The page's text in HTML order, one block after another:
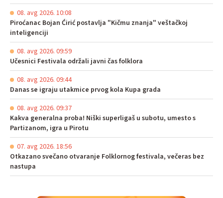
08. avg 2026. 10:08
Piroćanac Bojan Ćirić postavlja "Kičmu znanja" veštačkoj
inteligenciji
08. avg 2026. 09:59
Učesnici Festivala održali javni čas folklora
08. avg 2026. 09:44
Danas se igraju utakmice prvog kola Kupa grada
08. avg 2026. 09:37
Kakva generalna proba! Niški superligaš u subotu, umesto s
Partizanom, igra u Pirotu
07. avg 2026. 18:56
Otkazano svečano otvaranje Folklornog festivala, večeras bez
nastupa